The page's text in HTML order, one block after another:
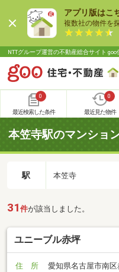
アプリ版はこ
複数社の物件を
NTTグループ運営の不動産総合サイト
0
最近検索した条件
0
最近見た物件
本笠寺駅のマンショ
駅 本笠寺
31 件が該当しました。
ユニーブル赤坪
住 所
愛知県名古屋市南区